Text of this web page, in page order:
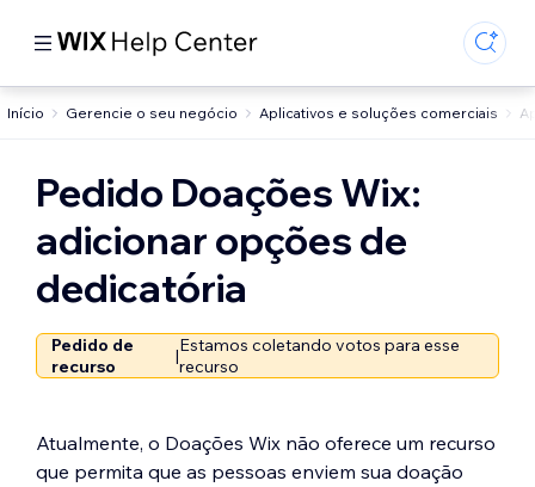
Início Gerencie o seu negócio Aplicativos e soluções comerciais
Pedido Doações Wix:
adicionar opções de
dedicatória
Pedido de
recurso
|Estamos coletando votos para esse
recurso
Atualmente, o Doações Wix não oferece um recurso
que permita que as pessoas enviem sua doação